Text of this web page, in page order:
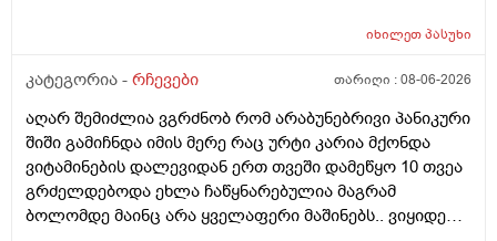
იხილეთპასუხი
კატეგორია - რჩევები თარიღი :08-06-2026
აღარ შემიძლია ვგრძნობ რომ არაბუნებრივი პანიკური
შიში გამიჩნდა იმის მერე რაც ურტი კარია მქონდა
ვიტამინების დალევიდან ერთ თვეში დამეწყო 10 თვეა
გრძელდებოდა ეხლა ჩაწყნარებულია მაგრამ
ბოლომდე მაინც არა ყველაფერი მაშინებს.. ვიყიდე